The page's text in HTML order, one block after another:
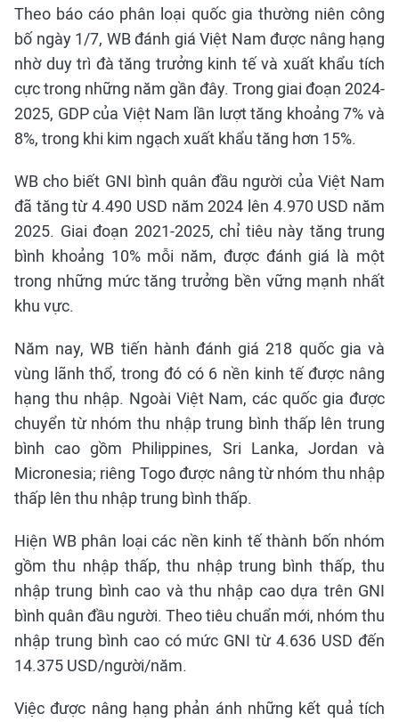
Theo báo cáo phân loại quốc gia thường niên công
bố ngày 1/7, WB đánh giá Việt Nam được nâng hạng
nhờ duy trì đà tăng trưởng kinh tế và xuất khẩu tích
cực trong những năm gần đây. Trong giai đoạn 2024-
2025, GDP của Việt Nam lần lượt tăng khoảng 7% và
8%, trong khi kim ngạch xuất khẩu tăng hơn 15%.
WB cho biết GNI bình quân đầu người của Việt Nam
đã tăng từ 4.490 USD năm 2024 lên 4.970 USD năm
2025. Giai đoạn 2021-2025, chỉ tiêu này tăng trung
bình khoảng 10% mỗi năm, được đánh giá là một
trong những mức tăng trưởng bền vững mạnh nhất
khu vực.
Năm nay, WB tiến hành đánh giá 218 quốc gia và
vùng lãnh thổ, trong đó có 6 nền kinh tế được nâng
hạng thu nhập. Ngoài Việt Nam, các quốc gia được
chuyển từ nhóm thu nhập trung bình thấp lên trung
bình cao gồm Philippines, Sri Lanka, Jordan và
Micronesia; riêng Togo được nâng từ nhóm thu nhập
thấp lên thu nhập trung bình thấp.
Hiện WB phân loại các nền kinh tế thành bốn nhóm
gồm thu nhập thấp, thu nhập trung bình thấp, thu
nhập trung bình cao và thu nhập cao dựa trên GNI
bình quân đầu người. Theo tiêu chuẩn mới, nhóm thu
nhập trung bình cao có mức GNI từ 4.636 USD đến
14.375 USD/người/năm.
Việc được nâng hạng phản ánh những kết quả tích